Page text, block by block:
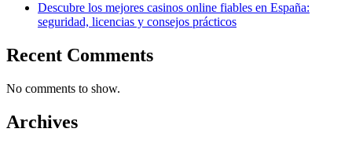
Descubre los mejores casinos online fiables en España:
seguridad, licencias y consejos prácticos
Recent Comments
No comments to show.
Archives